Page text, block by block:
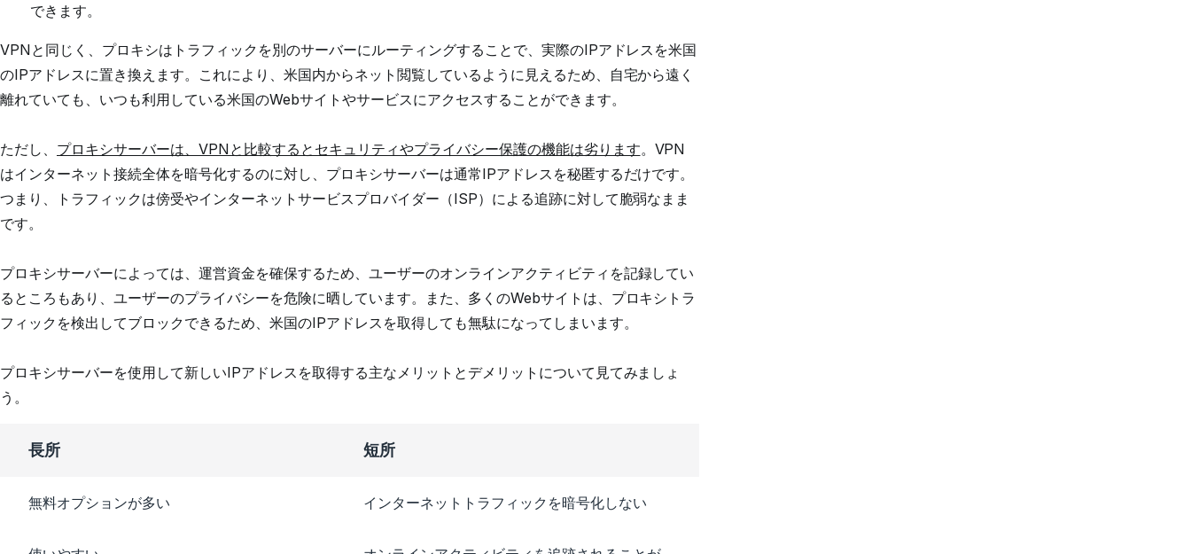
できます。
VPNと同じく、プロキシはトラフィックを別のサーバーにルーティングすることで、実際のIPアドレスを米国
のIPアドレスに置き換えます。これにより、米国内からネット閲覧しているように見えるため、自宅から遠く
離れていても、いつも利用している米国のWebサイトやサービスにアクセスすることができます。
ただし、 プロキシサーバーは、VPNと比較するとセキュリティやプライバシー保護の機能は劣ります。VPN
はインターネット接続全体を暗号化するのに対し、プロキシサーバーは通常IPアドレスを秘匿するだけです。
つまり、トラフィックは傍受やインターネットサービスプロバイダー（ISP）による追跡に対して脆弱なまま
です。
プロキシサーバーによっては、運営資金を確保するため、ユーザーのオンラインアクティビティを記録してい
るところもあり、ユーザーのプライバシーを危険に晒しています。また、多くのWebサイトは、プロキシトラ
フィックを検出してブロックできるため、米国のIPアドレスを取得しても無駄になってしまいます。
プロキシサーバーを使用して新しいIPアドレスを取得する主なメリットとデメリットについて見てみましょ
う。
長所 短所
無料オプションが多い インターネットトラフィックを暗号化しない